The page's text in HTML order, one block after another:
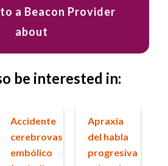
a Beacon Provider
about
be interested in:
Accidente
cerebrovascular
embólico
Apraxia
del habla
progresiva